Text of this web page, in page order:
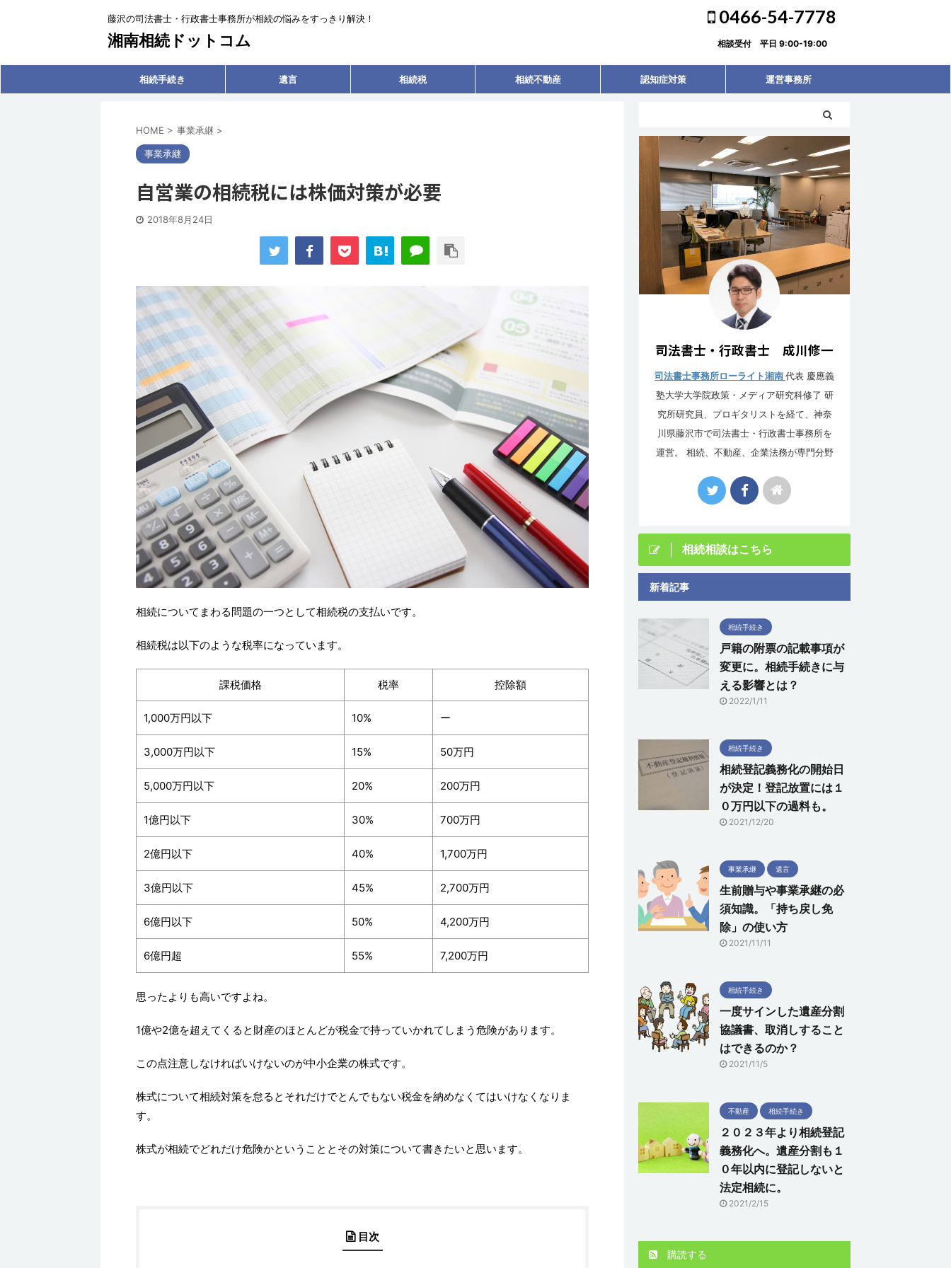
藤沢の司法書士・行政書士事務所が相続の悩みをすっきり解決！
湘南相続ドットコム
0466-54-7778
相談受付 平日 9:00-19:00
相続手続き 遺言 相続税 相続不動産 認知症対策 運営事務所
HOME > 事業承継 >
事業承継
自営業の相続税には株価対策が必要
2018年8月24日
相続についてまわる問題の一つとして相続税の支払いです。
相続税は以下のような税率になっています。
課税価格 税率 控除額
1,000万円以下 10% ー
3,000万円以下 15% 50万円
5,000万円以下 20% 200万円
1億円以下 30% 700万円
2億円以下 40% 1,700万円
3億円以下 45% 2,700万円
6億円以下 50% 4,200万円
6億円超 55% 7,200万円
思ったよりも高いですよね。
1億や2億を超えてくると財産のほとんどが税金で持っていかれてしまう危険があります。
この点注意しなければいけないのが中小企業の株式です。
株式について相続対策を怠るとそれだけでとんでもない税金を納めなくてはいけなくなりま
す。
株式が相続でどれだけ危険かということとその対策について書きたいと思います。
目次
司法書士・行政書士 成川修一
司法書士事務所ローライト湘南 代表 慶應義
塾大学大学院政策・メディア研究科修了 研
究所研究員、プロギタリストを経て、神奈
川県藤沢市で司法書士・行政書士事務所を
運営。 相続、不動産、企業法務が専門分野
相続相談はこちら
新着記事
相続手続き
戸籍の附票の記載事項が
変更に。相続手続きに与
える影響とは？
2022/1/11
相続手続き
相続登記義務化の開始日
が決定！登記放置には１
０万円以下の過料も。
2021/12/20
事業承継 遺言
生前贈与や事業承継の必
須知識。「持ち戻し免
除」の使い方
2021/11/11
相続手続き
一度サインした遺産分割
協議書、取消しすること
はできるのか？
2021/11/5
不動産 相続手続き
２０２３年より相続登記
義務化へ。遺産分割も１
０年以内に登記しないと
法定相続に。
2021/2/15
購読する